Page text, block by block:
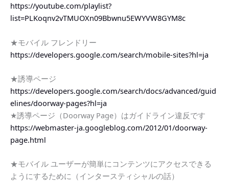
https://youtube.com/playlist?
list=PLKoqnv2vTMUOXn09Bbwnu5EWYVW8GYM8c
★モバイル フレンドリー
https://developers.google.com/search/mobile-sites?hl=ja
★誘導ページ
https://developers.google.com/search/docs/advanced/guid
elines/doorway-pages?hl=ja
★誘導ページ（Doorway Page）はガイドライン違反です
https://webmaster-ja.googleblog.com/2012/01/doorway-
page.html
★モバイル ユーザーが簡単にコンテンツにアクセスできる
ようにするために（インタースティシャルの話）